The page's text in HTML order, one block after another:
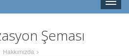
Şeması
Hakkımızda